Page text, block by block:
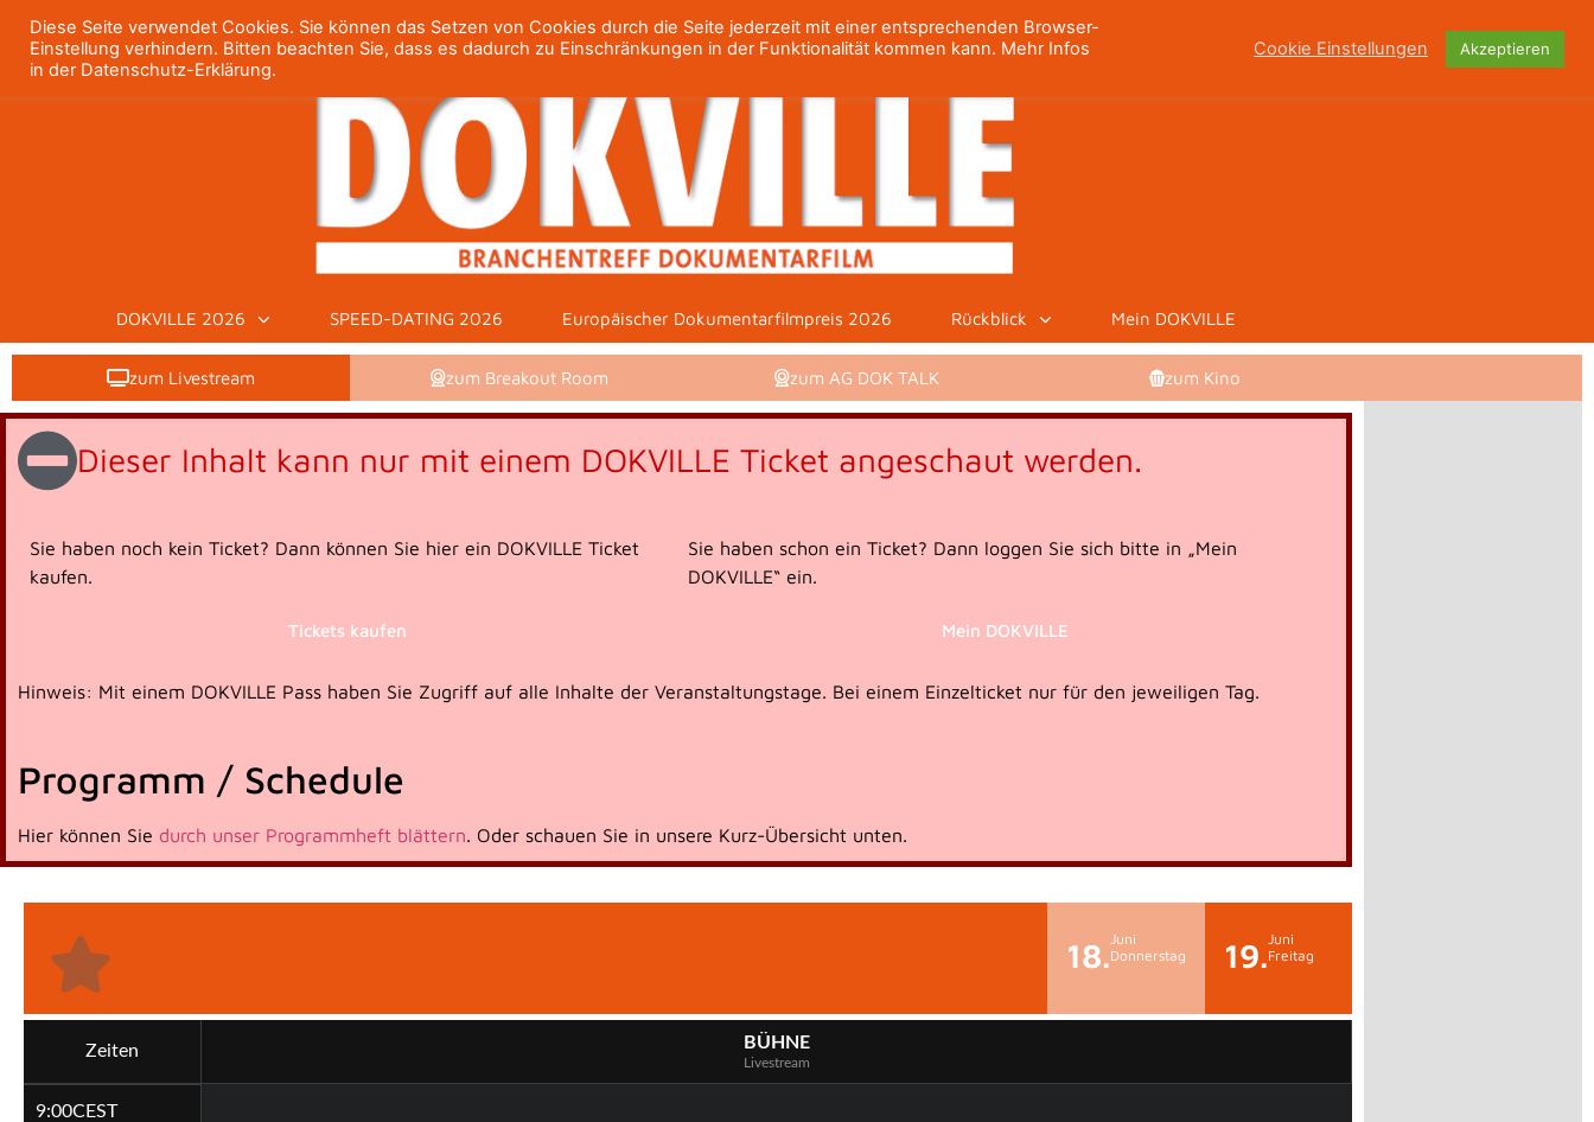
DOKVILLE 2026 SPEED-DATING 2026 Europäischer Dokumentarfilmpreis 2026 Rückblick Mein DOKVILLE
zum Livestream zum Breakout Room zum AG DOK TALK zum Kino
Dieser Inhalt kann nur mit einem DOKVILLE Ticket angeschaut werden.
Sie haben noch kein Ticket? Dann können Sie hier ein DOKVILLE Ticket
kaufen.
Tickets kaufen
Sie haben schon ein Ticket? Dann loggen Sie sich bitte in „Mein
DOKVILLE“ ein.
Mein DOKVILLE
Hinweis: Mit einem DOKVILLE Pass haben Sie Zugriff auf alle Inhalte der Veranstaltungstage. Bei einem Einzelticket nur für den jeweiligen Tag.
Programm / Schedule
Hier können Sie durch unser Programmheft blättern. Oder schauen Sie in unsere Kurz-Übersicht unten.
18. Juni
Donnerstag
19. Juni
Freitag
Zeiten BÜHNE
Livestream
9:00CEST
Diese Seite verwendet Cookies. Sie können das Setzen von Cookies durch die Seite jederzeit mit einer entsprechenden Browser-
Einstellung verhindern. Bitten beachten Sie, dass es dadurch zu Einschränkungen in der Funktionalität kommen kann. Mehr Infos
in der Datenschutz-Erklärung.
Cookie Einstellungen Akzeptieren